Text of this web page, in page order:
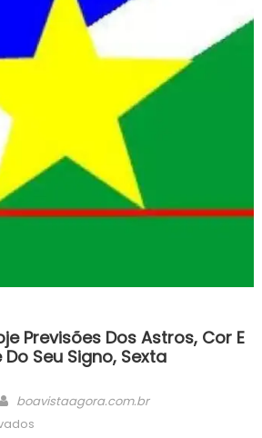
Previsões Dos Astros, Cor E
Seu Signo, Sexta
Author
boavistaagora.com.br
em